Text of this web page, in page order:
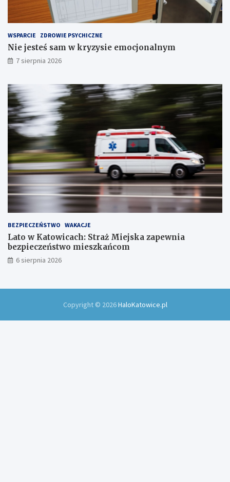
r
c
h
S
w
ó
w
!
WSPARCIE ZDROWIE PSYCHICZNE
Nie jesteś sam w kryzysie emocjonalnym
7 sierpnia 2026
BEZPIECZEŃSTWO WAKACJE
Lato w Katowicach: Straż Miejska zapewnia
bezpieczeństwo mieszkańcom
6 sierpnia 2026
Copyright © 2026HaloKatowice.pl